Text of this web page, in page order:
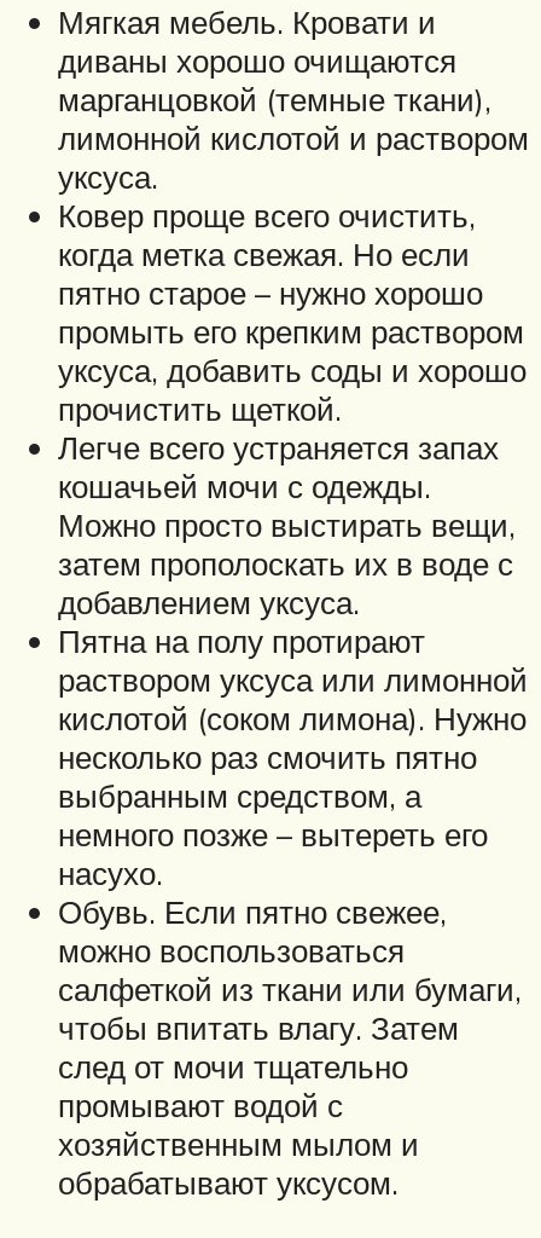
Мягкая мебель. Кровати и
диваны хорошо очищаются
марганцовкой (темные ткани),
лимонной кислотой и раствором
уксуса.
Ковер проще всего очистить,
когда метка свежая. Но если
пятно старое – нужно хорошо
промыть его крепким раствором
уксуса, добавить соды и хорошо
прочистить щеткой.
Легче всего устраняется запах
кошачьей мочи с одежды.
Можно просто выстирать вещи,
затем прополоскать их в воде с
добавлением уксуса.
Пятна на полу протирают
раствором уксуса или лимонной
кислотой (соком лимона). Нужно
несколько раз смочить пятно
выбранным средством, а
немного позже – вытереть его
насухо.
Обувь. Если пятно свежее,
можно воспользоваться
салфеткой из ткани или бумаги,
чтобы впитать влагу. Затем
след от мочи тщательно
промывают водой с
хозяйственным мылом и
обрабатывают уксусом.